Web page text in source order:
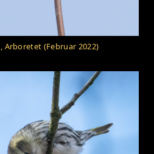
Arboretet (Februar 2022)